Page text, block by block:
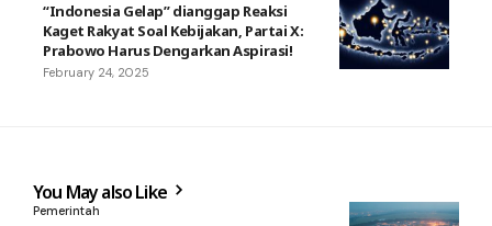
“Indonesia Gelap” dianggap Reaksi
Kaget Rakyat Soal Kebijakan, Partai X:
Prabowo Harus Dengarkan Aspirasi!
February 24, 2025
You May also Like
Pemerintah